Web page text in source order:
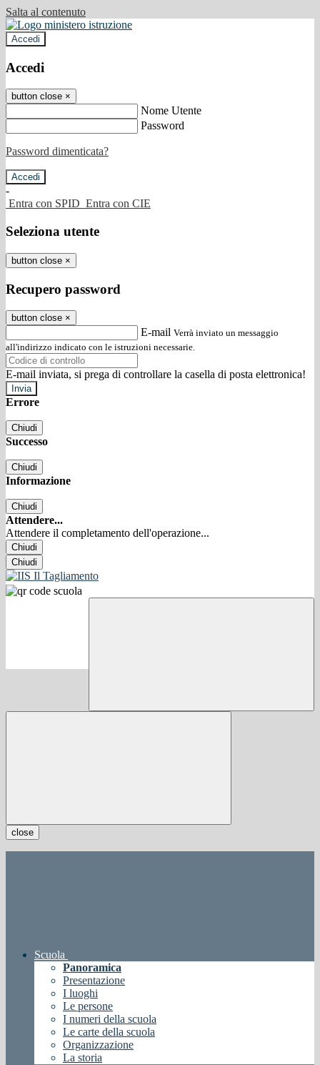
Salta al contenuto
Accedi
Accedi
button close ×
Nome Utente
Password
Password dimenticata?
-
Entra con SPID Entra con CIE
Seleziona utente
button close ×
Recupero password
button close ×
E-mail Verrà inviato un messaggio
all'indirizzo indicato con le istruzioni necessarie.
E-mail inviata, si prega di controllare la casella di posta elettronica!
Errore
Chiudi
Successo
Chiudi
Informazione
Chiudi
Attendere...
Attendere il completamento dell'operazione...
Chiudi
Chiudi
close
Scuola
Panoramica
Presentazione
I luoghi
Le persone
I numeri della scuola
Le carte della scuola
Organizzazione
La storia